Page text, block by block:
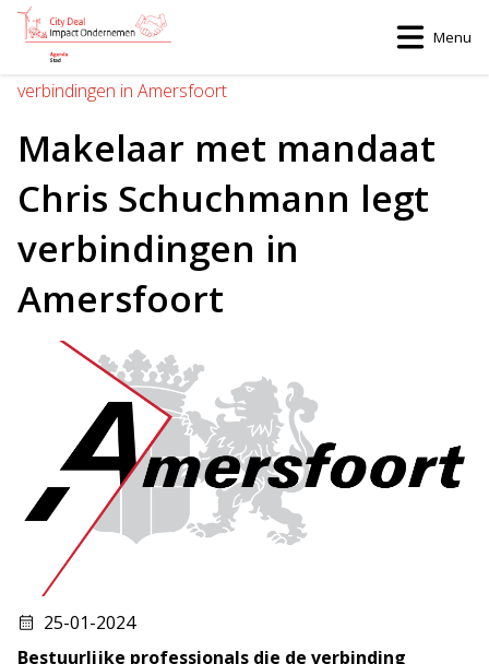
Menu
Home>
verbindingen in Amersfoort
Makelaar met mandaat
Chris Schuchmann legt
verbindingen in
Amersfoort
25-01-2024
Bestuurlijke professionals die de verbinding